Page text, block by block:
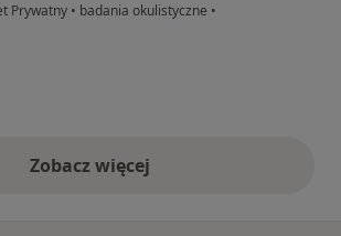
Prywatny • badania okulistyczne •
Zobacz więcejopinie powyżej